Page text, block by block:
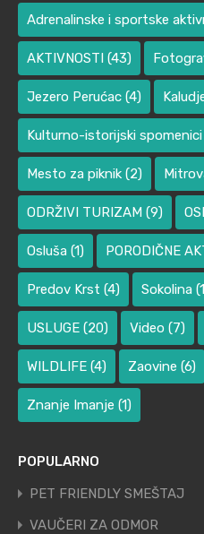
Adrenalinske i sportske
AKTIVNOSTI (43)
Jezero Perućac (4)
Kulturno-istorijski spomenici
Mesto za piknik (2)
ODRŽIVI TURIZAM (9)
Osluša (1) PORODIČNE
Predov Krst (4) Sokolina
USLUGE (20) Video (7)
WILDLIFE (4) Zaovine (6)
Znanje Imanje (1)
POPULARNO
PET FRIENDLY SMEŠTAJ
VAUČERI ZA ODMOR